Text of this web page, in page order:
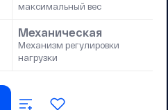
максимальный вес
Механическая
Механизм регулировки
нагрузки